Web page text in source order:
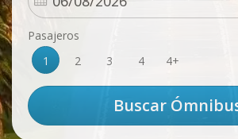
Pasajeros
1
2 3 4 4+